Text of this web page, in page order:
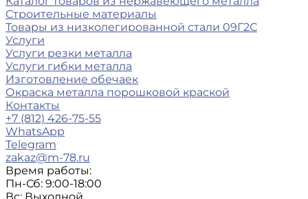
Строительные материалы
Товары из низколегированной стали 09Г2С
Услуги
Услуги резки металла
Услуги гибки металла
Изготовление обечаек
Окраска металла порошковой краской
Контакты
+7 (812) 426-75-55
WhatsApp
Telegram
zakaz@m-78.ru
Время работы:
Пн-Сб: 9:00-18:00
Вс: Выходной